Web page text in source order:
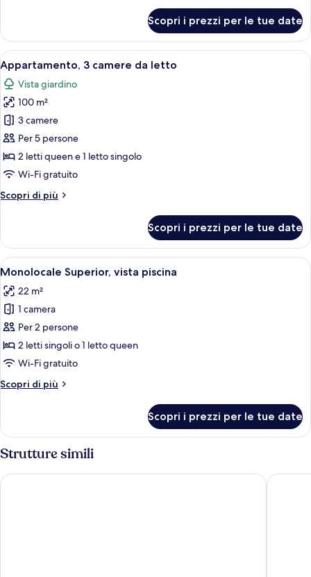
vista
piscina
Scopri i prezzi per le tue date
Apri
tutte
le
foto
per
Appartamento,
3
camere
letto
Una camera da letto con un letto,
11
Appartamento, 3 camere da letto
Vista giardino
100 m²
3 camere
Per 5 persone
2 letti queen e 1 letto singolo
Wi-Fi gratuito
Scopri di più
Altri
3
camere
da
Scopri i prezzi per le tue date
Apri
tutte
le
foto
per
Monolocale
Superior,
piscina
Camera da letto con un letto, un
7
Monolocale Superior, vista piscina
22 m²
1 camera
Per 2 persone
2 letti singoli o 1 letto queen
Wi-Fi gratuito
Scopri di più
Altri
Superior,
vista
piscina
Scopri i prezzi per le tue date
Strutture simili
Panorama apartments Ammos